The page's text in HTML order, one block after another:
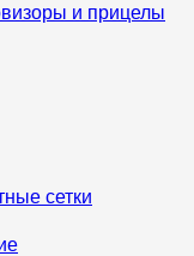
и прицелы
сетки